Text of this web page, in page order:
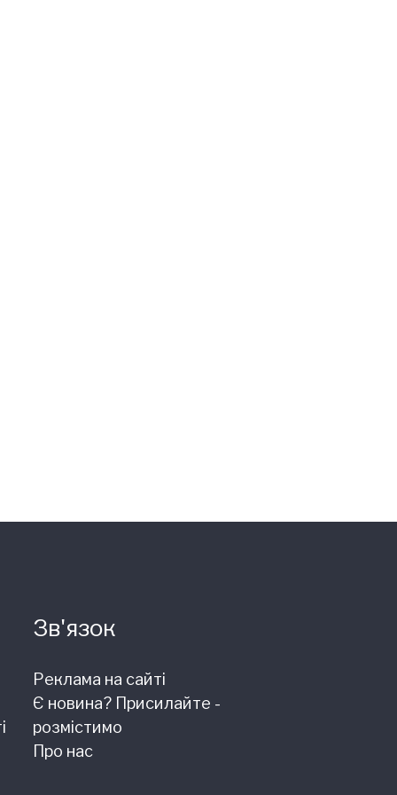
Зв'язок
Реклама на сайті
Є новина? Присилайте -
розмістимо
Про нас